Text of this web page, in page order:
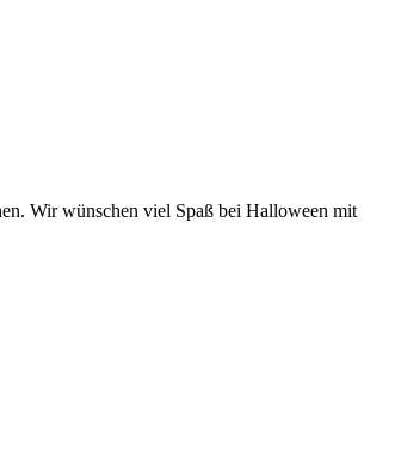
Wir wünschen viel Spaß bei Halloween mit